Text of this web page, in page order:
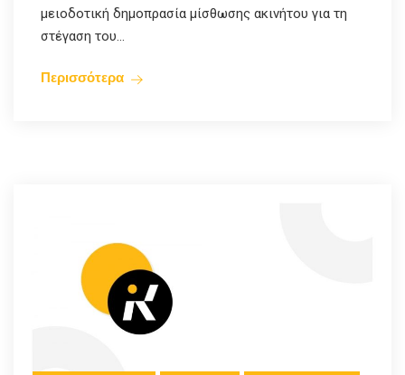
μειοδοτική δημοπρασία μίσθωσης ακινήτου για τη
στέγαση του...
Περισσότερα